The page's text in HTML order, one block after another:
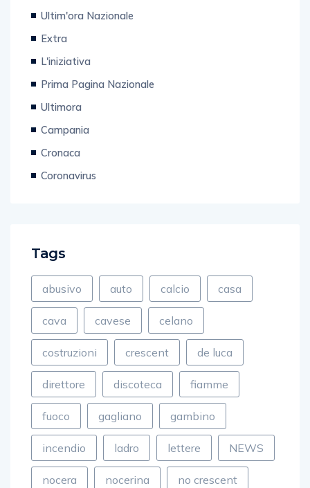
Ultim'ora Nazionale
Extra
L'iniziativa
Prima Pagina Nazionale
Ultimora
Campania
Cronaca
Coronavirus
Tags
abusivo auto calcio casa
cava cavese celano
costruzioni crescent de luca
direttore discoteca fiamme
fuoco gagliano gambino
incendio ladro lettere NEWS
nocera nocerina no crescent